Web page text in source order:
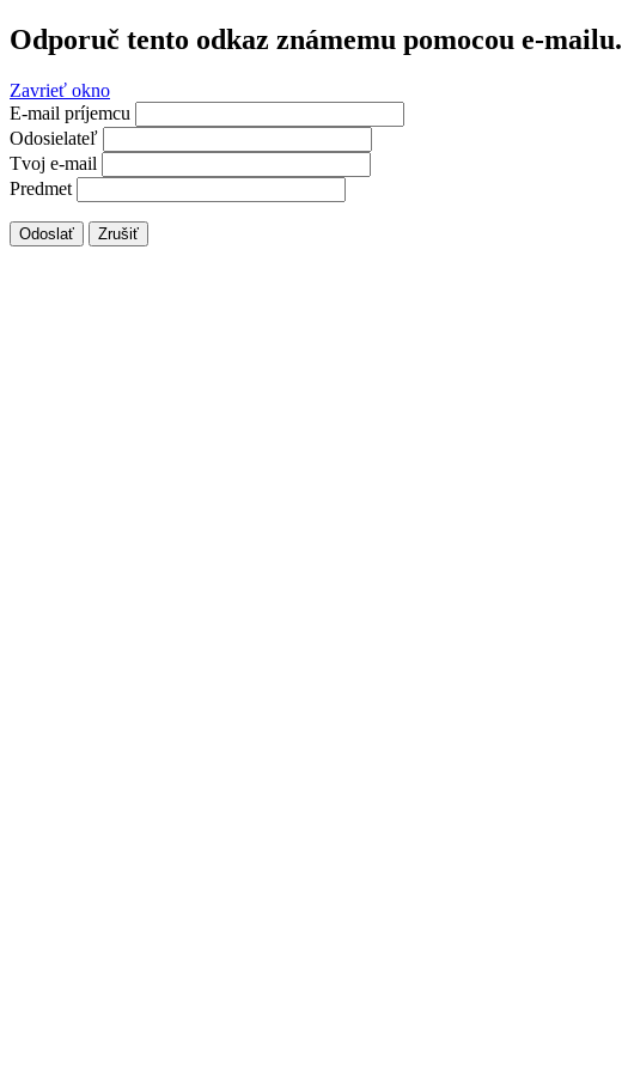
Odporuč tento odkaz známemu pomocou e-mailu.
Zavrieť okno
E-mail príjemcu
Odosielateľ
Tvoj e-mail
Predmet
Odoslať Zrušiť